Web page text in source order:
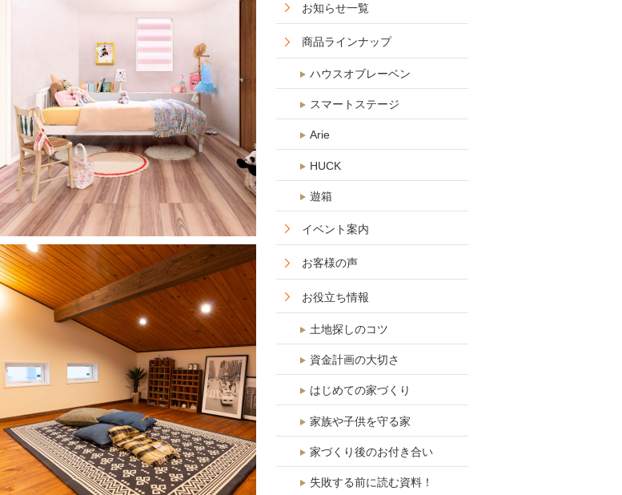
お知らせ一覧
商品ラインナップ
ハウスオブレーベン
スマートステージ
Arie
HUCK
遊箱
イベント案内
お客様の声
お役立ち情報
土地探しのコツ
資金計画の大切さ
はじめての家づくり
家族や子供を守る家
家づくり後のお付き合い
失敗する前に読む資料！